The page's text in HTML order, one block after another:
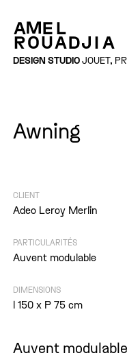
DESIGN STUDIOJOUET,
Awning
CLIENT
Adeo Leroy Merlin
PARTICULARITÉS
Auvent modulable
DIMENSIONS
l 150 x P 75 cm
Auvent modulable